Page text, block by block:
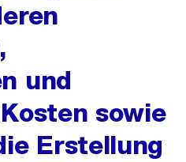
und
sowie
Erstellung